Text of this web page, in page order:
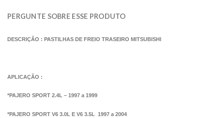
PERGUNTE SOBRE ESSE PRODUTO
DESCRIÇÃO : PASTILHAS DE FREIO TRASEIRO MITSUBISHI
APLICAÇÃO :
*PAJERO SPORT 2.4L – 1997 a 1999
*PAJERO SPORT V6 3.0L E V6 3.5L 1997 a 2004